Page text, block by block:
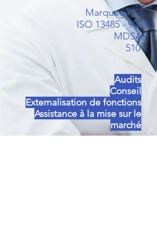
Marquage CE
ISO 13485 - 9001
MDSAP
510 k
Audits
Conseil
Externalisation de fonctions
Assistance à la mise sur le
marché